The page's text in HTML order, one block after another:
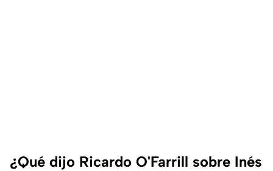
¿Qué dijo Ricardo O'Farrill sobre Inés